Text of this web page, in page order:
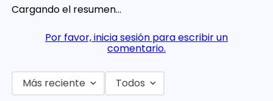
Cargando el resumen…
Por favor, inicia sesión para escribir un
comentario.
Más reciente Todos